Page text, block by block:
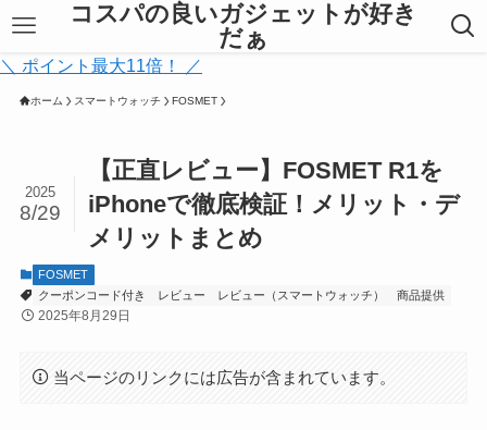
コスパの良いガジェットが好き
だぁ
＼ ポイント最大11倍！ ／
ホーム スマートウォッチ FOSMET
【正直レビュー】FOSMET R1を
iPhoneで徹底検証！メリット・デ
メリットまとめ
2025
8/29
FOSMET
クーポンコード付き
レビュー レビュー（スマートウォッチ） 商品提供
2025年8月29日
当ページのリンクには広告が含まれています。